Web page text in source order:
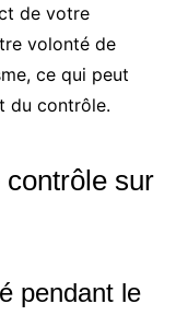
de votre
volonté de
ce qui peut
du contrôle.
sur
pendant le